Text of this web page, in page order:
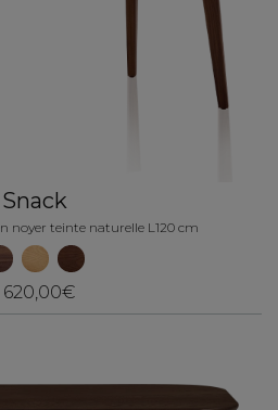
Snack
noyer teinte naturelle L120 cm
620,00€